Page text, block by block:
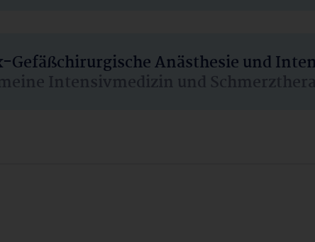
Anästhesie und
Intensivmedizin und